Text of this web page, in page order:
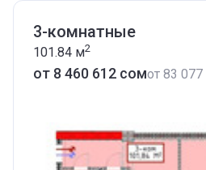
3-комнатные
101.84 м2
от ‍8 460 612 сомот ‍83